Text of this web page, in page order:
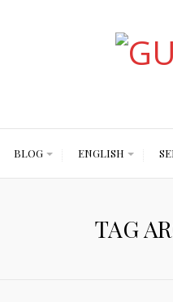
BLOG ENGLISH
TAG